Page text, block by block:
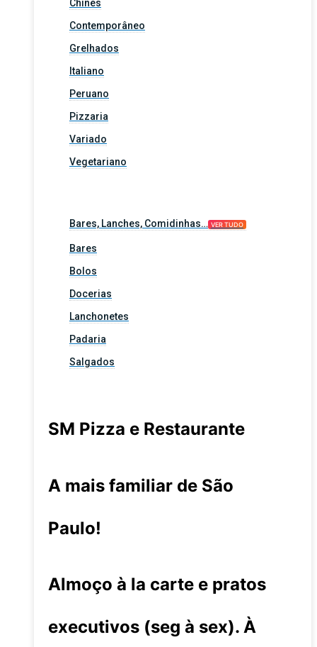
Chinês
Contemporâneo
Grelhados
Italiano
Peruano
Pizzaria
Variado
Vegetariano
Bares, Lanches, Comidinhas… VER TUDO
Bares
Bolos
Docerias
Lanchonetes
Padaria
Salgados
SM Pizza e Restaurante
A mais familiar de São
Paulo!
Almoço à la carte e pratos
executivos (seg à sex). À